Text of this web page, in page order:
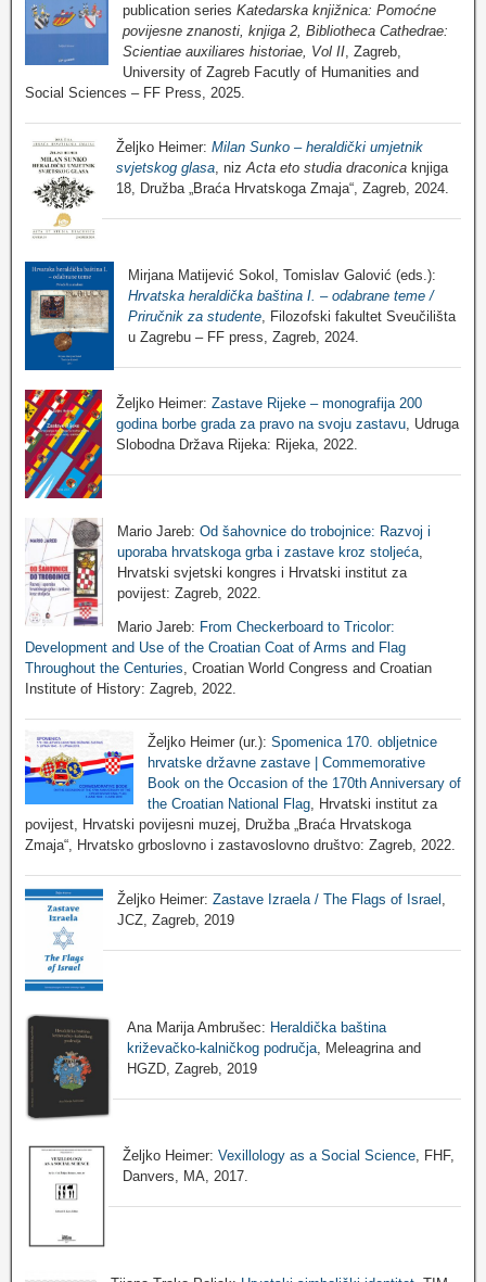
publication series Katedarska knjižnica: Pomoćne
povijesne znanosti, knjiga 2, Bibliotheca Cathedrae:
Scientiae auxiliares historiae, Vol II, Zagreb,
University of Zagreb Facutly of Humanities and
Social Sciences – FF Press, 2025.
Željko Heimer: Milan Sunko – heraldički umjetnik
svjetskog glasa , niz Acta eto studia draconica knjiga
18, Družba „Braća Hrvatskoga Zmaja“, Zagreb, 2024.
Mirjana Matijević Sokol, Tomislav Galović (eds.):
Hrvatska heraldička baština I. – odabrane teme /
Priručnik za studente, Filozofski fakultet Sveučilišta
u Zagrebu – FF press, Zagreb, 2024.
Željko Heimer: Zastave Rijeke – monografija 200
godina borbe grada za pravo na svoju zastavu, Udruga
Slobodna Država Rijeka: Rijeka, 2022.
Mario Jareb: Od šahovnice do trobojnice: Razvoj i
uporaba hrvatskoga grba i zastave kroz stoljeća,
Hrvatski svjetski kongres i Hrvatski institut za
povijest: Zagreb, 2022.
Mario Jareb: From Checkerboard to Tricolor:
Development and Use of the Croatian Coat of Arms and Flag
Throughout the Centuries , Croatian World Congress and Croatian
Institute of History: Zagreb, 2022.
Željko Heimer (ur.): Spomenica 170. obljetnice
hrvatske državne zastave | Commemorative
Book on the Occasion of the 170th Anniversary of
the Croatian National Flag, Hrvatski institut za
povijest, Hrvatski povijesni muzej, Družba „Braća Hrvatskoga
Zmaja“, Hrvatsko grboslovno i zastavoslovno društvo: Zagreb, 2022.
Željko Heimer:Zastave Izraela / The Flags of Israel
JCZ, Zagreb, 2019
Ana Marija Ambrušec: Heraldička baština
križevačko-kalničkog područja, Meleagrina and
HGZD, Zagreb, 2019
Željko Heimer:Vexillology as a Social Science , FHF,
Danvers, MA, 2017.